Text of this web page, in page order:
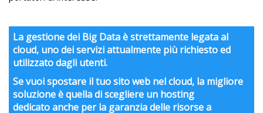
La gestione dei Big Data è strettamente legata al
cloud, uno dei servizi attualmente più richiesto ed
utilizzato dagli utenti.
Se vuoi spostare il tuo sito web nel cloud, la migliore
soluzione è quella di scegliere un hosting
dedicato anche per la garanzia delle risorse a